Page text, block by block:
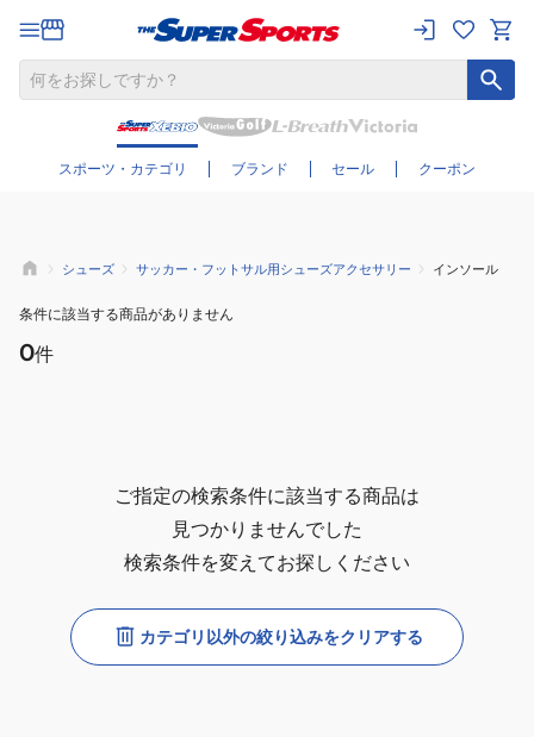
スポーツ・カテゴリ ブランド セール クーポン
さらに絞り込む
シューズ サッカー・フットサル用シューズアクセサリー インソール
条件に該当する商品がありません
0件
ご指定の検索条件に該当する商品は
見つかりませんでした
検索条件を変えてお探しください
カテゴリ以外の絞り込みをクリアする